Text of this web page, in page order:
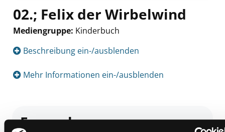
02.; Felix der Wirbelwind
Mediengruppe: Kinderbuch
Beschreibung ein-/ausblenden
Mehr Informationen ein-/ausblenden
Exemplare